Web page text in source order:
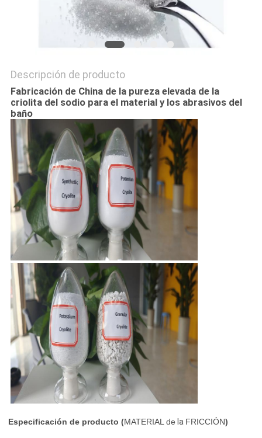
POLÍTICA
DE
PRIVACIDAD
Descripción de producto
Fabricación de China de la pureza elevada de la
criolita del sodio para el material y los abrasivos del
baño
Especificación de producto (MATERIAL de la FRICCIÓN)